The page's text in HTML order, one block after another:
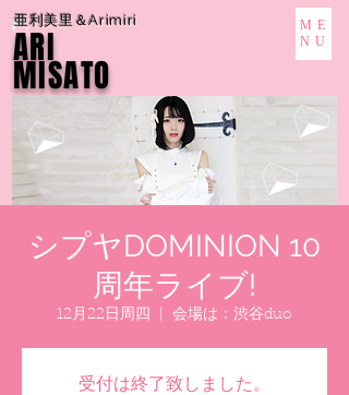
亜利美里＆Arimiri
ARI
MISATO
ME
NU
シプヤDOMINION 10
周年ライブ!
12月22日周四 会場は：渋谷duo
受付は終了致しました。